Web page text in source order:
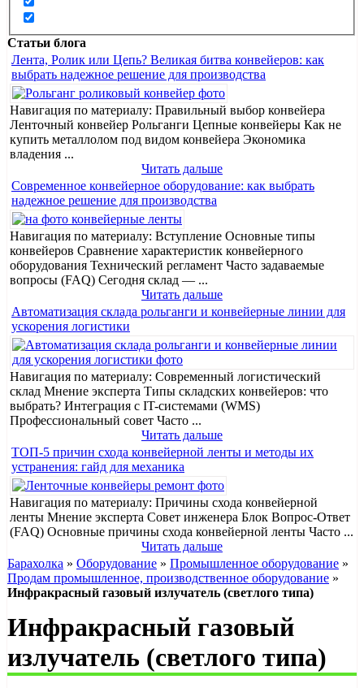
Статьи блога
Лента, Ролик или Цепь? Великая битва конвейеров: как
выбрать надежное решение для производства
Навигация по материалу: Правильный выбор конвейера
Ленточный конвейер Рольганги Цепные конвейеры Как не
купить металлолом под видом конвейера Экономика
владения ...
Читать дальше
Современное конвейерное оборудование: как выбрать
надежное решение для производства
Навигация по материалу: Вступление Основные типы
конвейеров Сравнение характеристик конвейерного
оборудования Технический регламент Часто задаваемые
вопросы (FAQ) Сегодня склад — ...
Читать дальше
Автоматизация склада рольганги и конвейерные линии для
ускорения логистики
Навигация по материалу: Современный логистический
склад Мнение эксперта Типы складских конвейеров: что
выбрать? Интеграция с IT-системами (WMS)
Профессиональный совет Часто ...
Читать дальше
ТОП-5 причин схода конвейерной ленты и методы их
устранения: гайд для механика
Навигация по материалу: Причины схода конвейерной
ленты Мнение эксперта Совет инженера Блок Вопрос-Ответ
(FAQ) Основные причины схода конвейерной ленты Часто ...
Читать дальше
Барахолка » Оборудование » Промышленное оборудование »
Продам промышленное, производственное оборудование »
Инфракрасный газовый излучатель (светлого типа)
Инфракрасный газовый
излучатель (светлого типа)